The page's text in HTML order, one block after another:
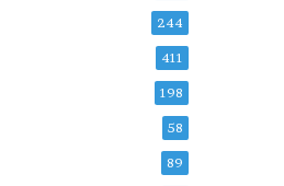
244
411
198
58
89